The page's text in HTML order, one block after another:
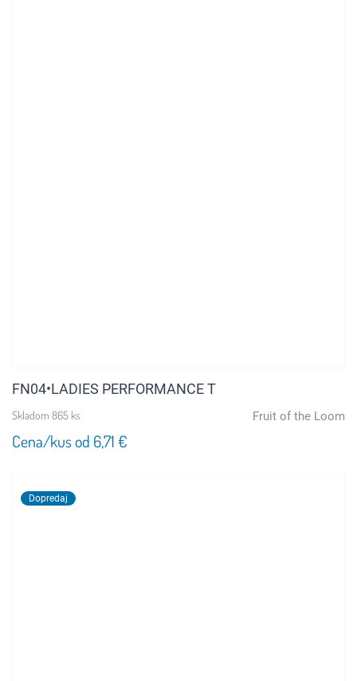
FN04•LADIES PERFORMANCE T
Skladom 865 ks Fruit of the Loom
Cena/kus od 6,71 €
Dopredaj